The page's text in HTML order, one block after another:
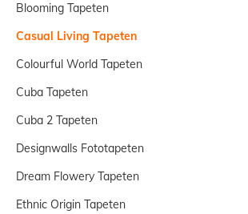
Ethnic Origin Tapeten
Blooming Tapeten
Cuba Tapeten
Designwalls Fototapeten
Dream Flowery Tapeten
Colourful World Tapeten
Casual Living Tapeten
Cuba 2 Tapeten